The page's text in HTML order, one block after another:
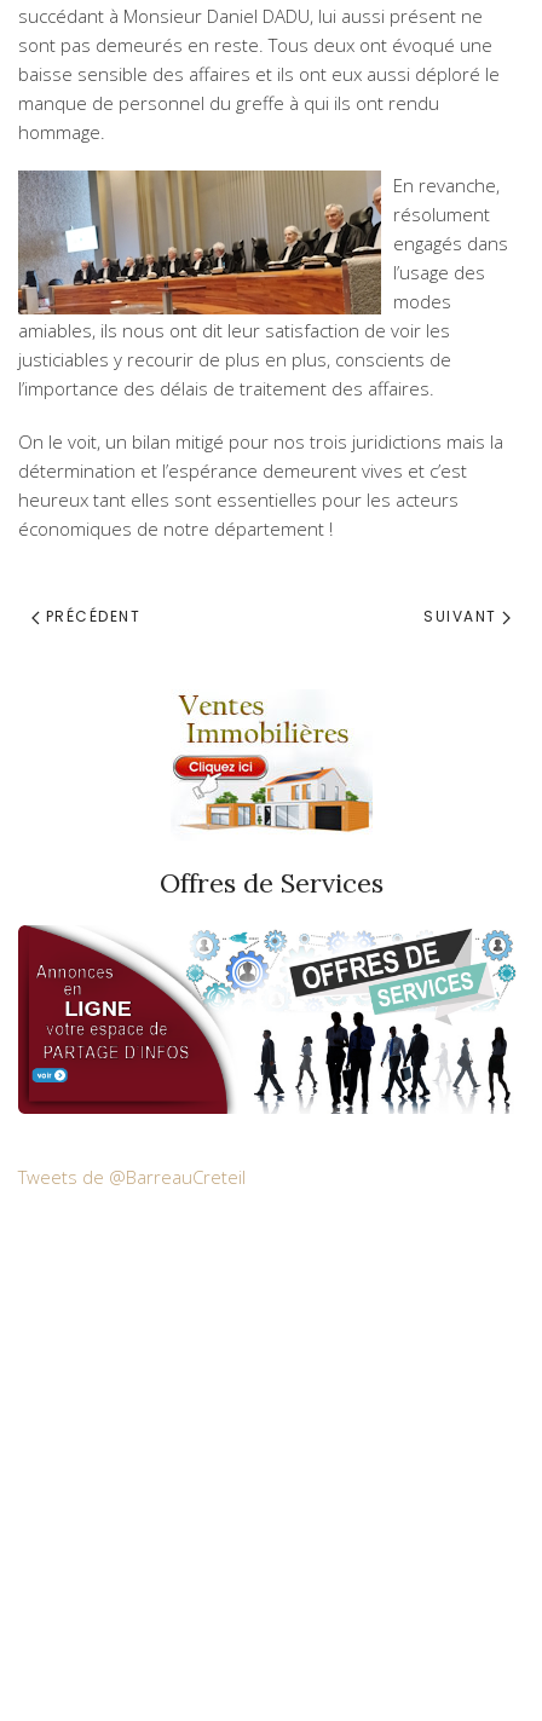
succédant à Monsieur Daniel DADU, lui aussi présent ne
sont pas demeurés en reste. Tous deux ont évoqué une
baisse sensible des affaires et ils ont eux aussi déploré le
manque de personnel du greffe à qui ils ont rendu
hommage.
En revanche,
résolument
engagés dans
l’usage des
modes
amiables, ils nous ont dit leur satisfaction de voir les
justiciables y recourir de plus en plus, conscients de
l’importance des délais de traitement des affaires.
On le voit, un bilan mitigé pour nos trois juridictions mais la
détermination et l’espérance demeurent vives et c’est
heureux tant elles sont essentielles pour les acteurs
économiques de notre département !
PRÉCÉDENT SUIVANT
Offres de Services
Tweets de @BarreauCreteil